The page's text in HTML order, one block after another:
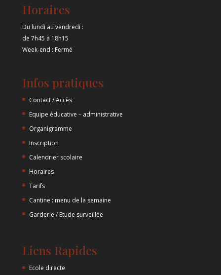
Horaires
Du lundi au vendredi :
de 7h45 à 18h15
Week-end : Fermé
Infos pratiques
Contact / Accès
Equipe éducative – administrative
Organigramme
Inscription
Calendrier scolaire
Horaires
Tarifs
Cantine : menu de la semaine
Garderie / Etude surveillée
Liens Rapides
Ecole directe